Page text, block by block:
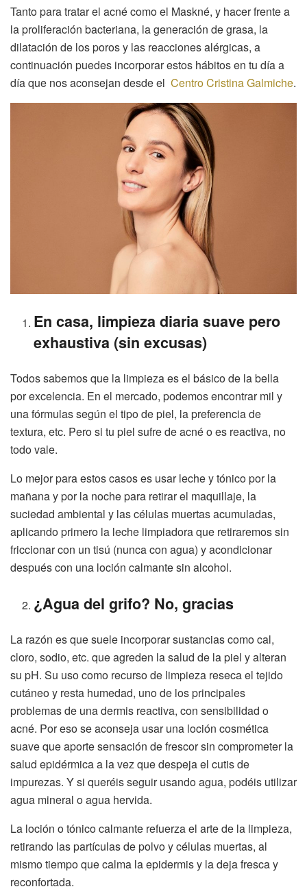
Tanto para tratar el acné como el Maskné, y hacer frente a
la proliferación bacteriana, la generación de grasa, la
dilatación de los poros y las reacciones alérgicas, a
continuación puedes incorporar estos hábitos en tu día a
día que nos aconsejan desde el Centro Cristina Galmiche.
En casa, limpieza diaria suave pero
exhaustiva (sin excusas)
Todos sabemos que la limpieza es el básico de la bella
por excelencia. En el mercado, podemos encontrar mil y
una fórmulas según el tipo de piel, la preferencia de
textura, etc. Pero si tu piel sufre de acné o es reactiva, no
todo vale.
Lo mejor para estos casos es usar leche y tónico por la
mañana y por la noche para retirar el maquillaje, la
suciedad ambiental y las células muertas acumuladas,
aplicando primero la leche limpiadora que retiraremos sin
friccionar con un tisú (nunca con agua) y acondicionar
después con una loción calmante sin alcohol.
¿Agua del grifo? No, gracias
La razón es que suele incorporar sustancias como cal,
cloro, sodio, etc. que agreden la salud de la piel y alteran
su pH. Su uso como recurso de limpieza reseca el tejido
cutáneo y resta humedad, uno de los principales
problemas de una dermis reactiva, con sensibilidad o
acné. Por eso se aconseja usar una loción cosmética
suave que aporte sensación de frescor sin comprometer la
salud epidérmica a la vez que despeja el cutis de
impurezas. Y si queréis seguir usando agua, podéis utilizar
agua mineral o agua hervida.
La loción o tónico calmante refuerza el arte de la limpieza,
retirando las partículas de polvo y células muertas, al
mismo tiempo que calma la epidermis y la deja fresca y
reconfortada.